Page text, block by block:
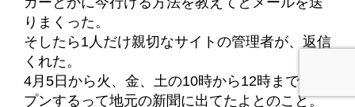
りまくった。
そしたら1人だけ親切なサイトの管理者が、返信
くれた。
4月5日から火、金、土の10時から12時までオー
プンするって地元の新聞に出てたよとのこと。